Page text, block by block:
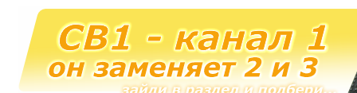
Распродажа Лампы